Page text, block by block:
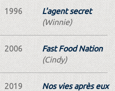
1996
L'agent secret
(Winnie)
2006
Fast Food Nation
(Cindy)
2019
Nos vies après eux